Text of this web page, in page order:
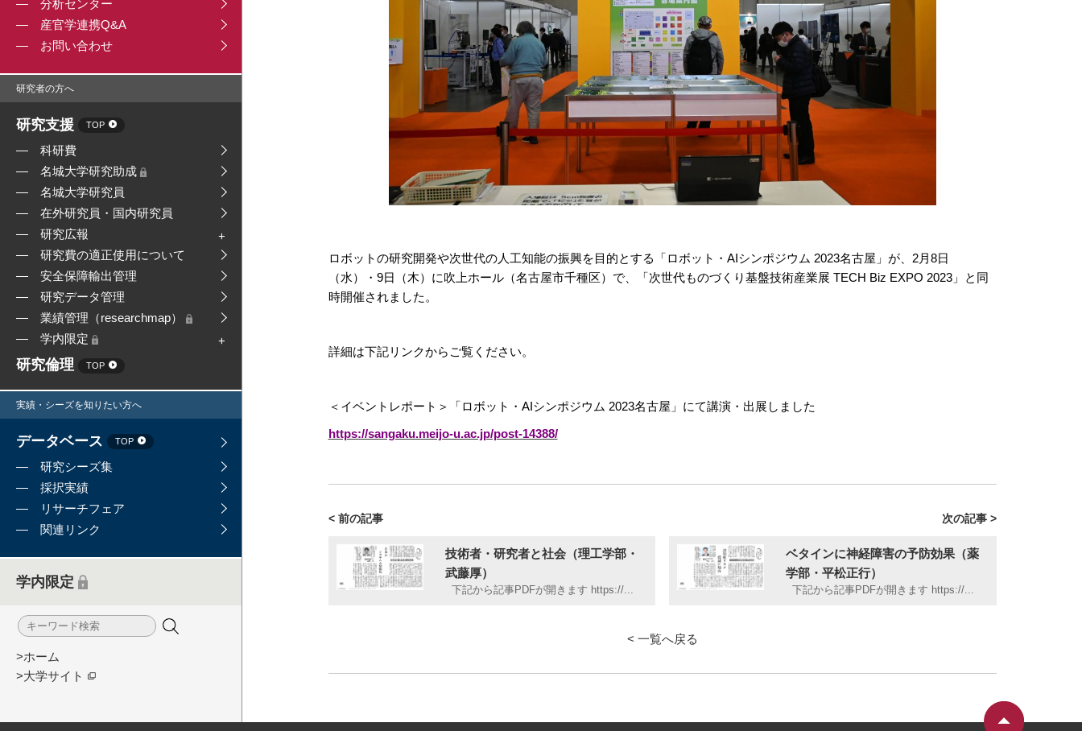
分析センター
産官学連携Q&A
お問い合わせ
研究者の方へ
研究支援 TOP
科研費
名城大学研究助成
名城大学研究員
在外研究員・国内研究員
研究広報
研究費の適正使用について
安全保障輸出管理
研究データ管理
業績管理（researchmap）
学内限定
研究倫理 TOP
実績・シーズを知りたい方へ
データベース TOP
研究シーズ集
採択実績
リサーチフェア
関連リンク
学内限定
>ホーム
>大学サイト
ロボットの研究開発や次世代の人工知能の振興を目的とする「ロボット・AIシンポジウム 2023名古屋」が、2月8日
（水）・9日（木）に吹上ホール（名古屋市千種区）で、「次世代ものづくり基盤技術産業展 TECH Biz EXPO 2023」と同
時開催されました。
詳細は下記リンクからご覧ください。
＜イベントレポート＞「ロボット・AIシンポジウム 2023名古屋」にて講演・出展しました
https://sangaku.meijo-u.ac.jp/post-14388/
< 前の記事
技術者・研究者と社会（理工学部・
武藤厚）
下記から記事PDFが開きます https://...
次の記事 >
ベタインに神経障害の予防効果（薬
学部・平松正行）
下記から記事PDFが開きます https://...
< 一覧へ戻る